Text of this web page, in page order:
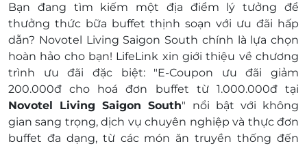
Đường C, Phường Tân Mỹ, TP. Hồ Chí Minh
Hotline: 028 3528 7555
Một khách hàng được mua nhiều E-Voucher/E-
Coupon
E-Voucher/E-Coupon không có giá trị quy đổi
thành tiền mặt, không trả lại tiền thừa
Không áp dụng đồng thời với chương trình
khuyến mại khác.
Bạn đang tìm kiếm một địa điểm lý tưởng để
thưởng thức bữa buffet thịnh soạn với ưu đãi hấp
dẫn? Novotel Living Saigon South chính là lựa chọn
hoàn hảo cho bạn! LifeLink xin giới thiệu về chương
trình ưu đãi đặc biệt: "E-Coupon ưu đãi giảm
200.000đ cho hoá đơn buffet từ 1.000.000đ tại
Novotel Living Saigon South" nổi bật với không
gian sang trọng, dịch vụ chuyên nghiệp và thực đơn
buffet đa dạng, từ các món ăn truyền thống đến